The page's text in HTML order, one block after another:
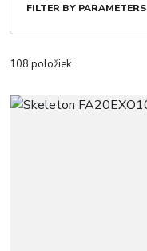
FILTER BY PARAMETERS
108 položiek